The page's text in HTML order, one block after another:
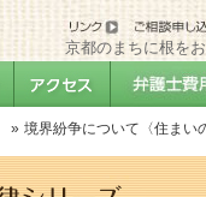
京都のまちに根を
境界紛争について〈住まい